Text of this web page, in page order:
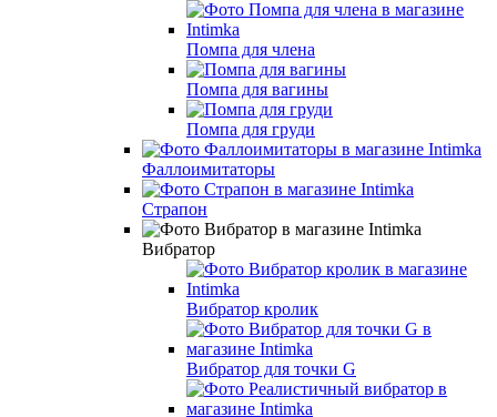
Помпа для члена
Помпа для вагины
Помпа для груди
Фаллоимитаторы
Страпон
Вибратор
Вибратор кролик
Вибратор для точки G